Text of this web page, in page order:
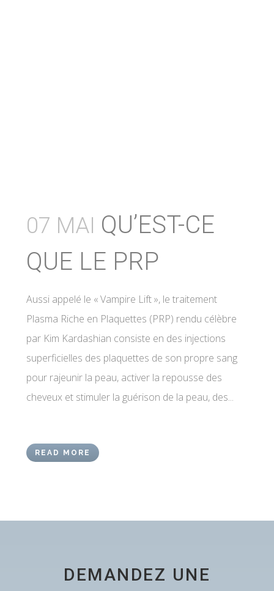
07 MAI QU’EST-CE
QUE LE PRP
Aussi appelé le « Vampire Lift », le traitement
Plasma Riche en Plaquettes (PRP) rendu célèbre
par Kim Kardashian consiste en des injections
superficielles des plaquettes de son propre sang
pour rajeunir la peau, activer la repousse des
cheveux et stimuler la guérison de la peau, des...
READ MORE
DEMANDEZ UNE